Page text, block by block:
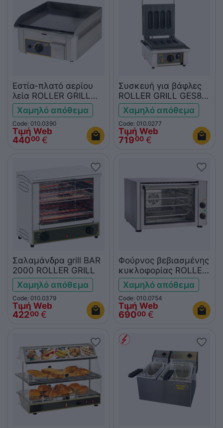
Εστία-πλατό αερίου
λεία ROLLER GRILL
PSR400G
Χαμηλό απόθεμα
Code: 010.0390
Τιμή Web
44000 €
Συσκευή για βάφλες
ROLLER GRILL GES80
4 sticks
Χαμηλό απόθεμα
Code: 010.0277
Τιμή Web
71900 €
Σαλαμάνδρα grill BAR
2000 ROLLER GRILL
Χαμηλό απόθεμα
Code: 010.0379
Τιμή Web
42200 €
Φούρνος βεβιασμένης
κυκλοφορίας ROLLER
GRILL FC380
Χαμηλό απόθεμα
Code: 010.0754
Τιμή Web
69000 €